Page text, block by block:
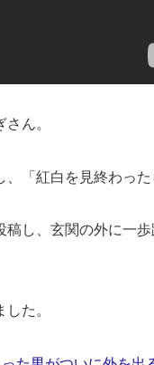
ん。
「紅白を見終わった
し、玄関の外に一
た。